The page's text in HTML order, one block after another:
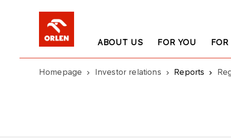
ABOUT US FOR YOU
Homepage Investor relations Reports